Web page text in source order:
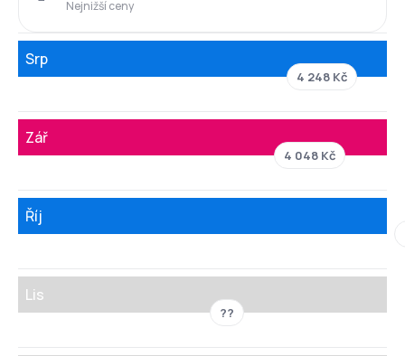
Nejnižší ceny
Srp
4 248 Kč
Zář
4 048 Kč
Říj
Lis
??